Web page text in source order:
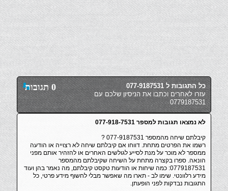
0 תגובות
כל התגובות ל 077-9187531
עזרו לאחרים וכתבו את הניסיון שלכם עם
0779187531
לא נמצאו תגובות למספר 077-918-7531
קיבלתם שיחה מהמספר 077-9187531 ?
רשמו את הפרטים מתחת. דווחו אם קיבלתם שיחה לא רצוייה או הודעה
ממספר לא מוכר על מנת לסייע לגולשים האחרים או להזהיר אותם מפני
הונאה. ספרו בקצרה מתחת על השיחה שקיבלתם מהמספר
0779187531: כמה שיחות או הודעות טקסט קיבלתם, מה נאמר בהן ועוד
מידע רלוונטי. שימו לב - תארו מה שאפשר מבלי לחשוף מידע פרטי, כל
התגובות נבדקות לפני הופעתן.